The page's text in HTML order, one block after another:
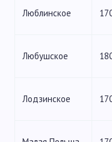
Люблинское
Любушское
Лодзинское